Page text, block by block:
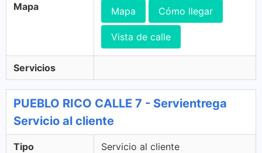
Mapa Mapa Cómo llegar
Vista de calle
Servicios
PUEBLO RICO CALLE 7 - Servientrega
Servicio al cliente
Tipo Servicio al cliente